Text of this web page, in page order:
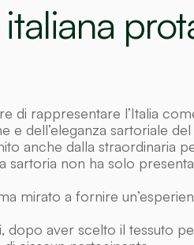
italiana
di rappresentare l’Italia
e dell’eleganza sartoriale
anche dalla straordinaria
sartoria non ha solo
mirato a fornire
dopo aver scelto il tessuto